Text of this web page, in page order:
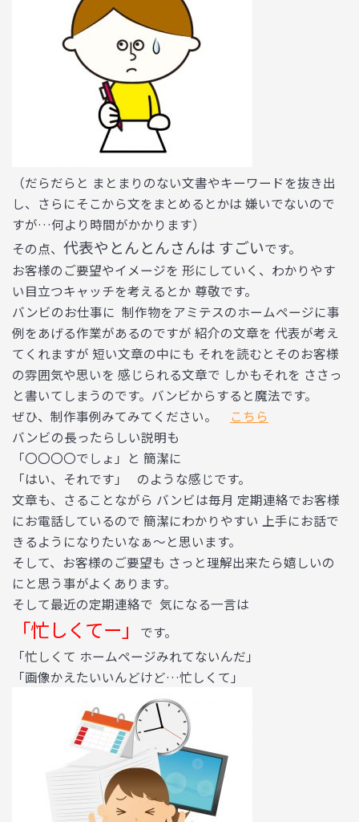
（だらだらと まとまりのない文書やキーワードを抜き出
し、さらにそこから文をまとめるとかは 嫌いでないので
すが…何より時間がかかります）
その点、 代表やとんとんさんは すごいです。
お客様のご要望やイメージを 形にしていく、わかりやす
い目立つキャッチを考えるとか 尊敬です。
バンビのお仕事に 制作物をアミテスのホームページに事
例をあげる作業があるのですが 紹介の文章を 代表が考え
てくれますが 短い文章の中にも それを読むとそのお客様
の雰囲気や思いを 感じられる文章で しかもそれを ささっ
と書いてしまうのです。バンビからすると魔法です。
ぜひ、制作事例みてみてください。
こちら
バンビの長ったらしい説明も
「〇〇〇〇でしょ」と 簡潔に
「はい、それです」 のような感じです。
文章も、さることながら バンビは毎月 定期連絡でお客様
にお電話しているので 簡潔にわかりやすい 上手にお話で
きるようになりたいなぁ〜と思います。
そして、お客様のご要望も さっと理解出来たら嬉しいの
にと思う事がよくあります。
そして最近の定期連絡で 気になる一言は
「忙しくてー」
です。
「忙しくて ホームページみれてないんだ」
「画像かえたいいんどけど…忙しくて」